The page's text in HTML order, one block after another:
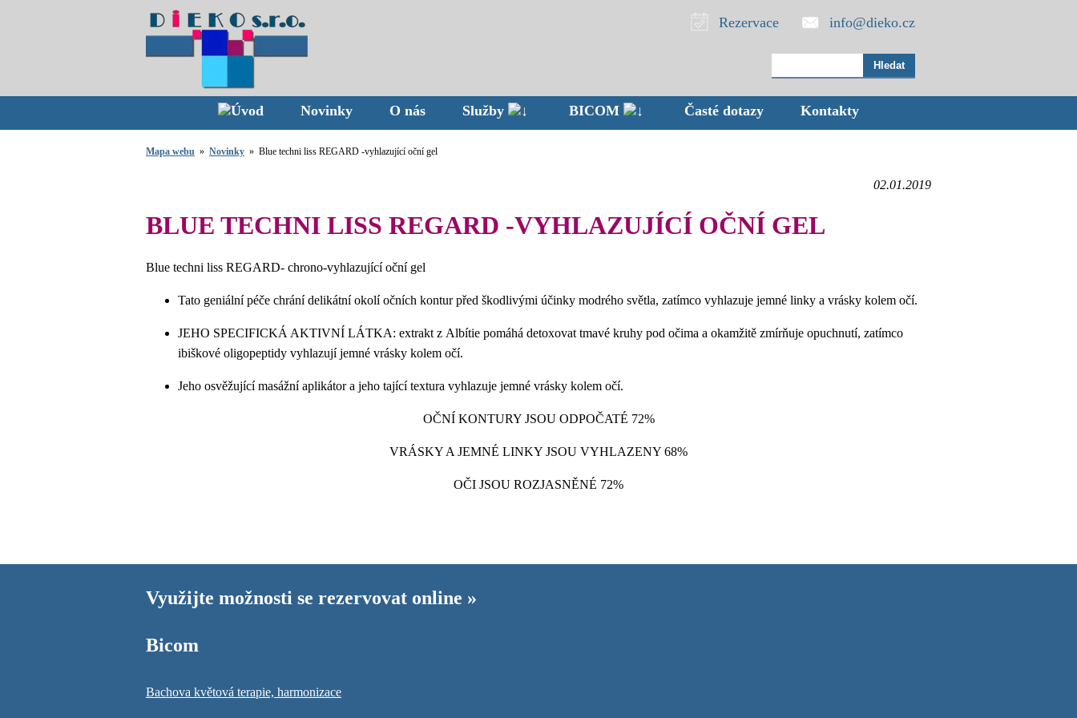
Rezervace info@dieko.cz
Novinky O nás Služby BICOM Časté dotazy Kontakty
Mapa webu » Novinky » Blue techni liss REGARD -vyhlazující oční gel
02.01.2019
BLUE TECHNI LISS REGARD -VYHLAZUJÍCÍ OČNÍ GEL
Blue techni liss REGARD- chrono-vyhlazující oční gel
Tato geniální péče chrání delikátní okolí očních kontur před škodlivými účinky modrého světla, zatímco vyhlazuje jemné linky a vrásky kolem očí.
JEHO SPECIFICKÁ AKTIVNÍ LÁTKA: extrakt z Albítie pomáhá detoxovat tmavé kruhy pod očima a okamžitě zmírňuje opuchnutí, zatímco
ibiškové oligopeptidy vyhlazují jemné vrásky kolem očí.
Jeho osvěžující masážní aplikátor a jeho tající textura vyhlazuje jemné vrásky kolem očí.
OČNÍ KONTURY JSOU ODPOČATÉ 72%
VRÁSKY A JEMNÉ LINKY JSOU VYHLAZENY 68%
OČI JSOU ROZJASNĚNÉ 72%
Využijte možnosti se rezervovat online »
Bicom
Bachova květová terapie, harmonizace